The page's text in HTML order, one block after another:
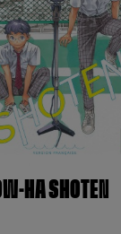
HA SHOTEN